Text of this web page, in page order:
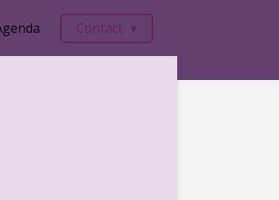
Contact